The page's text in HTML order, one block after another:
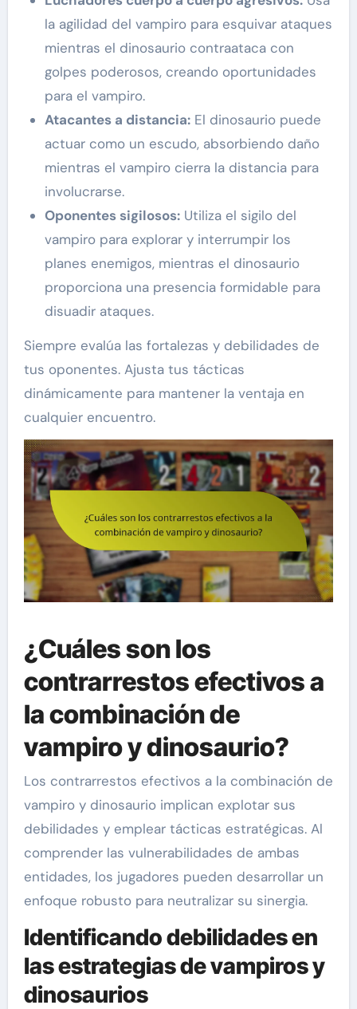
la agilidad del vampiro para esquivar ataques
mientras el dinosaurio contraataca con
golpes poderosos, creando oportunidades
para el vampiro.
Atacantes a distancia:El dinosaurio puede
actuar como un escudo, absorbiendo daño
mientras el vampiro cierra la distancia para
involucrarse.
Oponentes sigilosos:Utiliza el sigilo del
vampiro para explorar y interrumpir los
planes enemigos, mientras el dinosaurio
proporciona una presencia formidable para
disuadir ataques.
Siempre evalúa las fortalezas y debilidades de
tus oponentes. Ajusta tus tácticas
dinámicamente para mantener la ventaja en
cualquier encuentro.
¿Cuáles son los
contrarrestos efectivos a
la combinación de
vampiro y dinosaurio?
Los contrarrestos efectivos a la combinación de
vampiro y dinosaurio implican explotar sus
debilidades y emplear tácticas estratégicas. Al
comprender las vulnerabilidades de ambas
entidades, los jugadores pueden desarrollar un
enfoque robusto para neutralizar su sinergia.
Identificando debilidades en
las estrategias de vampiros y
dinosaurios